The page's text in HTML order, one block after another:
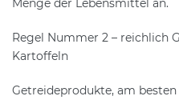
Regel Nummer 2 – reichlich
Kartoffeln
Getreideprodukte, am